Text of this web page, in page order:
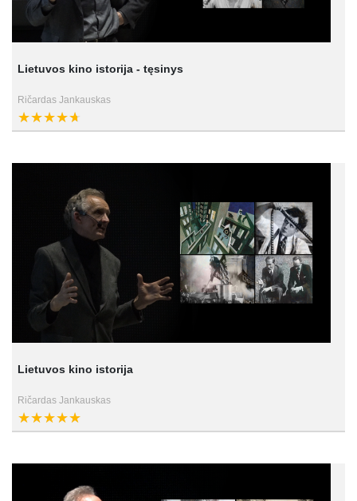
Lietuvos kino istorija - tęsinys
Ričardas Jankauskas
Lietuvos kino istorija
Ričardas Jankauskas